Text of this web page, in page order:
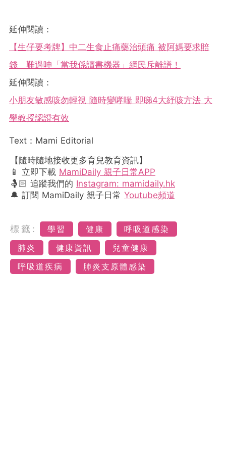
延伸閱讀：
【生仔要考牌】中二生食止痛藥治頭痛 被阿媽要求賠
錢 難過呻「當我係讀書機器」網民斥離譜！
延伸閱讀：
小朋友敏感咳勿輕視 隨時變哮喘 即睇4大紓咳方法 大
學教授認證有效
Text：Mami Editorial
【隨時隨地接收更多育兒教育資訊】
📱 立即下載 MamiDaily 親子日常APP
🤱🏻 追蹤我們的 Instagram: mamidaily.hk
🔔 訂閱 MamiDaily 親子日常 Youtube頻道
標籤: 學習 健康
呼吸道感染
肺炎
健康資訊
兒童健康
呼吸道疾病
肺炎支原體感染